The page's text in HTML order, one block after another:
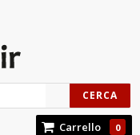
CERCA
Carrello 0